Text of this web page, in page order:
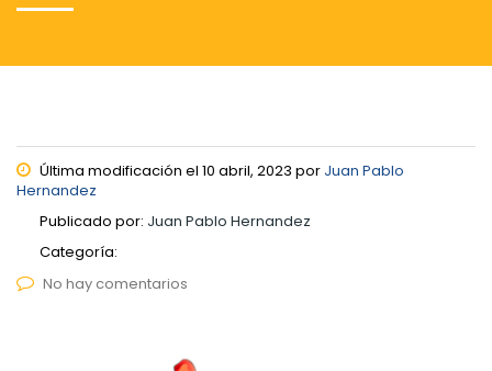
Última modificación el 10 abril, 2023 por Juan Pablo
Hernandez
Publicado por: Juan Pablo Hernandez
Categoría:
No hay comentarios